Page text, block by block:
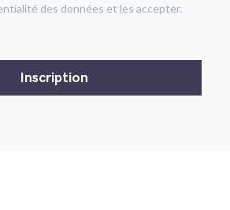
des données et les accepter.